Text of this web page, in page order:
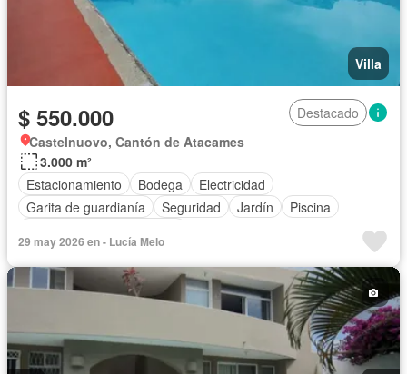
Villa
$ 550.000
Destacado
Castelnuovo, Cantón de Atacames
3.000 m²
Estacionamiento
Bodega
Electricidad
Garita de guardianía
Seguridad Jardín
Piscina
29 may 2026 en - Lucía Melo